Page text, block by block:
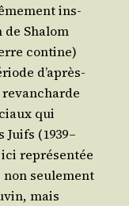
ins­
Sha­lom
contine)
d’a­près-
qui
(1939 –
ici repré­sen­tée
seule­ment
mais